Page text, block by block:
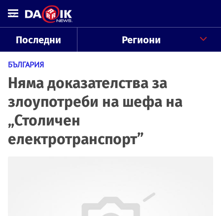
Последни Региони
БЪЛГАРИЯ
Няма доказателства за
злоупотреби на шефа на
„Столичен
електротранспорт”